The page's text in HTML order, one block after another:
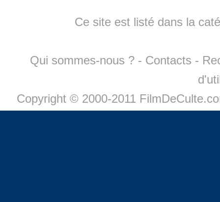
Ce site est listé dans la
Qui sommes-nous ? - Contacts -
Copyright © 2000-2011